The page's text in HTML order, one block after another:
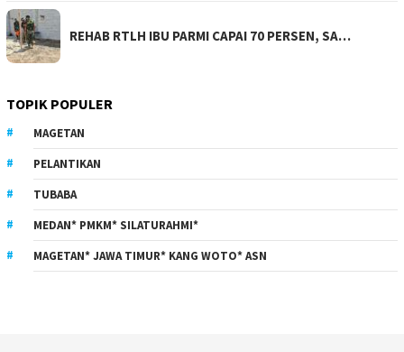
REHAB RTLH IBU PARMI CAPAI 70 PERSEN, SA…
TOPIK POPULER
MAGETAN
PELANTIKAN
TUBABA
MEDAN* PMKM* SILATURAHMI*
MAGETAN* JAWA TIMUR* KANG WOTO* ASN